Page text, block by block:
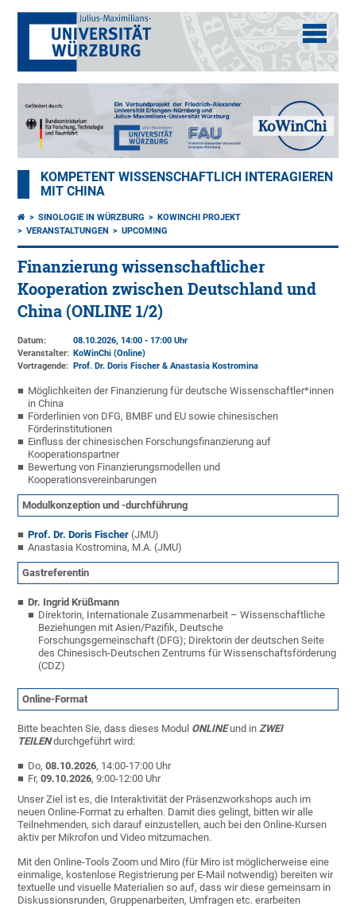
KOMPETENT WISSENSCHAFTLICH INTERAGIEREN
MIT CHINA
SINOLOGIE IN WÜRZBURG
KOWINCHI PROJEKT
VERANSTALTUNGEN
UPCOMING
Finanzierung wissenschaftlicher
Kooperation zwischen Deutschland und
China (ONLINE 1/2)
Datum:
08.10.2026, 14:00 - 17:00 Uhr
Veranstalter: KoWinChi (Online)
Vortragende:
Prof. Dr. Doris Fischer & Anastasia Kostromina
Möglichkeiten der Finanzierung für deutsche Wissenschaftler*innen
in China
Förderlinien von DFG, BMBF und EU sowie chinesischen
Förderinstitutionen
Einfluss der chinesischen Forschungsfinanzierung auf
Kooperationspartner
Bewertung von Finanzierungsmodellen und
Kooperationsvereinbarungen
Modulkonzeption und -durchführung
Prof. Dr. Doris Fischer (JMU)
Anastasia Kostromina, M.A. (JMU)
Gastreferentin
Dr. Ingrid Krüßmann
Direktorin, Internationale Zusammenarbeit – Wissenschaftliche
Beziehungen mit Asien/Pazifik, Deutsche
Forschungsgemeinschaft (DFG); Direktorin der deutschen Seite
des Chinesisch-Deutschen Zentrums für Wissenschaftsförderung
(CDZ)
Online-Format
Bitte beachten Sie, dass dieses Modul ONLINEund inZWEI
TEILENdurchgeführt wird:
Do,08.10.2026, 14:00-17:00 Uhr
Fr,09.10.2026, 9:00-12:00 Uhr
Unser Ziel ist es, die Interaktivität der Präsenzworkshops auch im
neuen Online-Format zu erhalten. Damit dies gelingt, bitten wir alle
Teilnehmenden, sich darauf einzustellen, auch bei den Online-Kursen
aktiv per Mikrofon und Video mitzumachen.
Mit den Online-Tools Zoom und Miro (für Miro ist möglicherweise eine
einmalige, kostenlose Registrierung per E-Mail notwendig) bereiten wir
textuelle und visuelle Materialien so auf, dass wir diese gemeinsam in
Diskussionsrunden, Gruppenarbeiten, Umfragen etc. erarbeiten